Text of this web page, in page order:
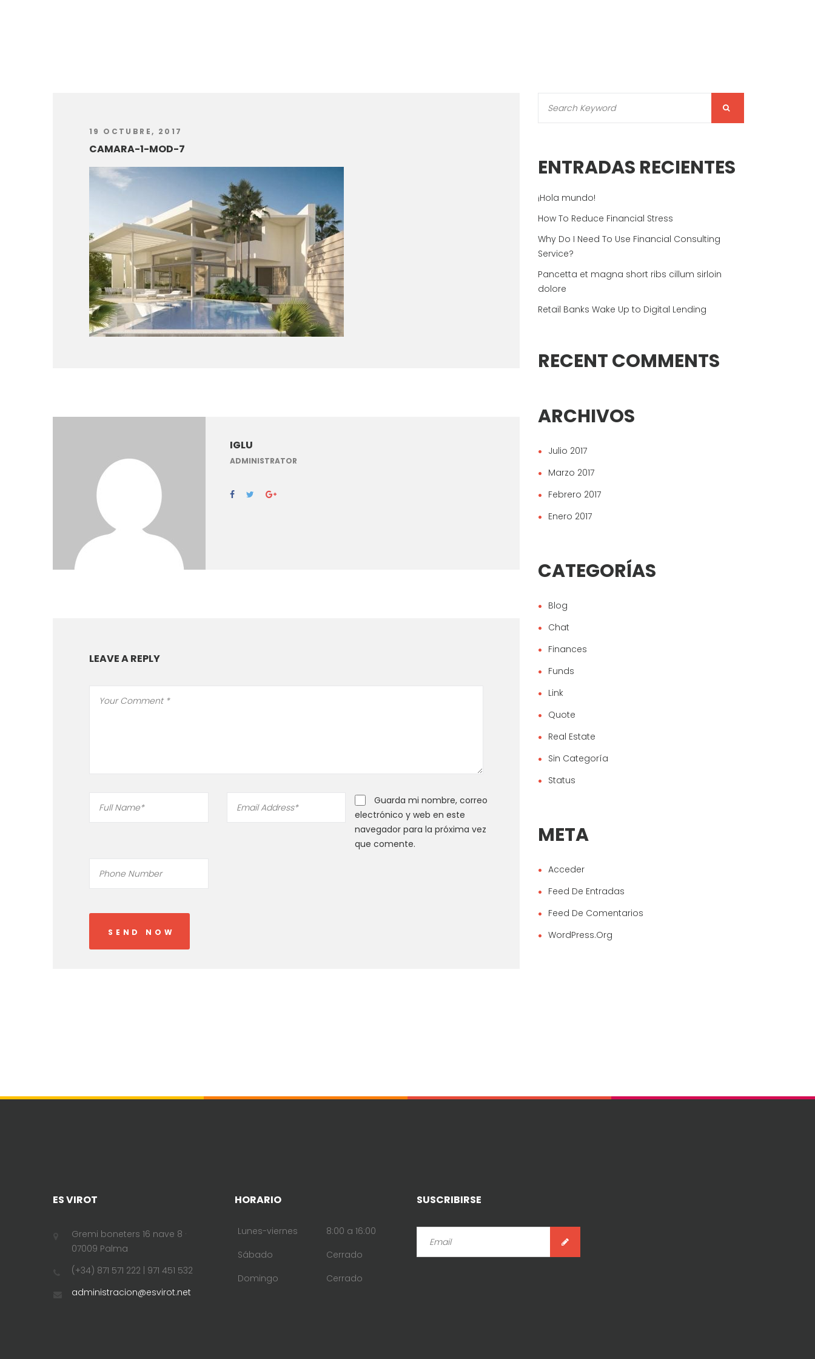
19 OCTUBRE, 2017
CAMARA-1-MOD-7
IGLU
ADMINISTRATOR
LEAVE A REPLY
Guarda mi nombre, correo
electrónico y web en este
navegador para la próxima vez
que comente.
ENTRADAS RECIENTES
¡Hola mundo!
How To Reduce Financial Stress
Why Do I Need To Use Financial Consulting
Service?
Pancetta et magna short ribs cillum sirloin
dolore
Retail Banks Wake Up to Digital Lending
RECENT COMMENTS
ARCHIVOS
Julio 2017
Marzo 2017
Febrero 2017
Enero 2017
CATEGORÍAS
Blog
Chat
Finances
Funds
Link
Quote
Real Estate
Sin Categoría
Status
META
Acceder
Feed De Entradas
Feed De Comentarios
WordPress.org
ES VIROT
Gremi boneters 16 nave 8 ·
07009 Palma
(+34) 871 571 222 | 971 451 532
administracion@esvirot.net
HORARIO
Lunes-viernes
8:00 a 16:00
Sábado
Cerrado
Domingo
Cerrado
SUSCRIBIRSE